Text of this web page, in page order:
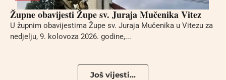
Župne obavijesti Župe sv. Juraja Mučenika Vitez
U župnim obavijestima Župe sv. Juraja Mučenika u Vitezu za
nedjelju, 9. kolovoza 2026. godine,...
Još vijesti...